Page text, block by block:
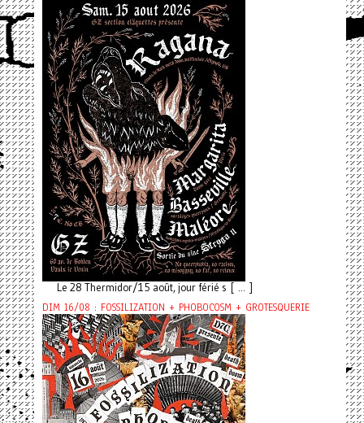
Le 28 Thermidor/15 août, jour férié s [ ... ]
DIM 16/08 : FOSSILIZATION + PHOBOCOSM + GROTESQUERIE